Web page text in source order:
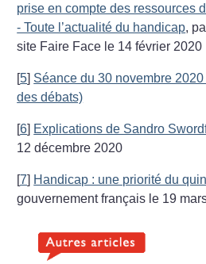
prise en compte des ressources
- Toute l’actualité du handicap,
site Faire Face le 14 février 2020
[5] Séance du 30 novembre
des débats)
[6] Explications de Sandro
12 décembre 2020
[7] Handicap : une priorité du
gouvernement français le 19